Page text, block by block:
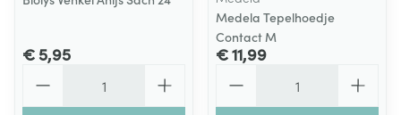
€ 5,95
Medela Tepelhoedje
Contact M
€ 11,99